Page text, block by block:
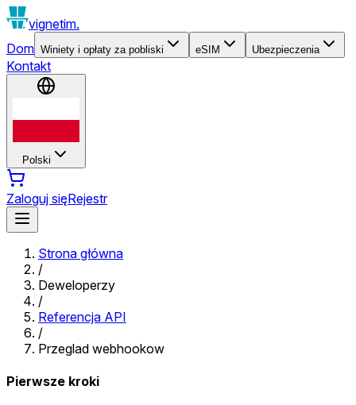
vignetim.
Dom Winiety i opłaty za pobliski eSIM Ubezpieczenia
Kontakt
Polski
Zaloguj sięRejestr
Strona główna
/
Deweloperzy
/
Referencja API
/
Przeglad webhookow
Pierwsze kroki